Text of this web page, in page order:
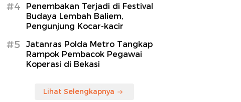
#4
Penembakan Terjadi di Festival
Budaya Lembah Baliem,
Pengunjung Kocar-kacir
#5
Jatanras Polda Metro Tangkap
Rampok Pembacok Pegawai
Koperasi di Bekasi
Lihat Selengkapnya